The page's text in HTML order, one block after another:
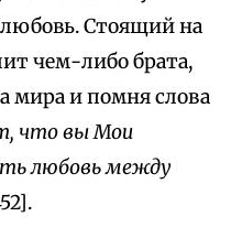
Стоящий на
чем-либо брата,
мира и помня слова
что вы Мои
любовь между